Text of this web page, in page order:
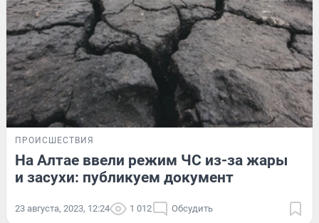
ПРОИСШЕСТВИЯ
На Алтае ввели режим ЧС из-за жары
и засухи: публикуем документ
23 августа, 2023, 12:24 1 012 Обсудить